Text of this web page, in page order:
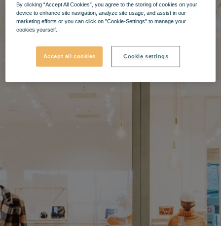
By clicking “Accept All Cookies”, you agree to the storing of cookies on your
device to enhance site navigation, analyze site usage, and assist in our
marketing efforts or you can click on "Cookie-Settings" to manage your
cookies yourself.
Accept all cookies Cookie settings